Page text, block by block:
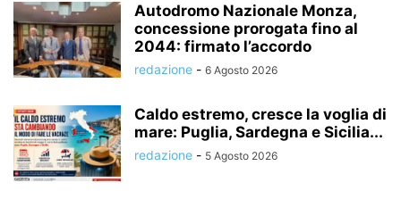
Autodromo Nazionale Monza,
concessione prorogata fino al
2044: firmato l’accordo
redazione - 6 Agosto 2026
Caldo estremo, cresce la voglia di
mare: Puglia, Sardegna e Sicilia...
redazione - 5 Agosto 2026